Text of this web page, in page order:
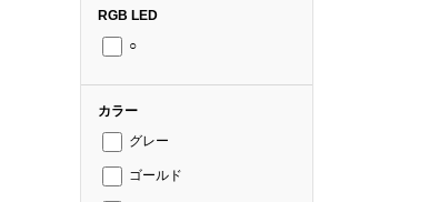
RGB LED
○
カラー
グレー
ゴールド